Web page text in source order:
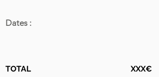
Dates :
TOTAL
XXX€